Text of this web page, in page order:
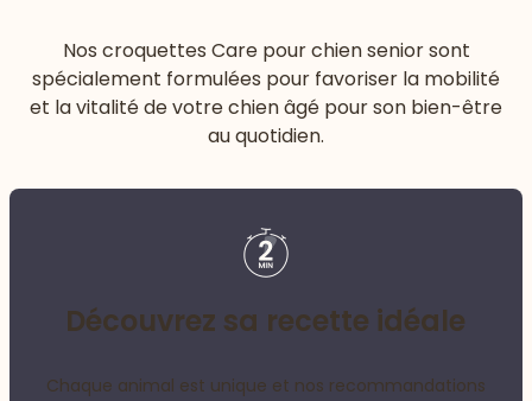
Nos croquettes Care pour chien senior sont
spécialement formulées pour favoriser la mobilité
et la vitalité de votre chien âgé pour son bien-être
au quotidien.
Découvrez sa recette idéale
Chaque animal est unique et nos recommandations